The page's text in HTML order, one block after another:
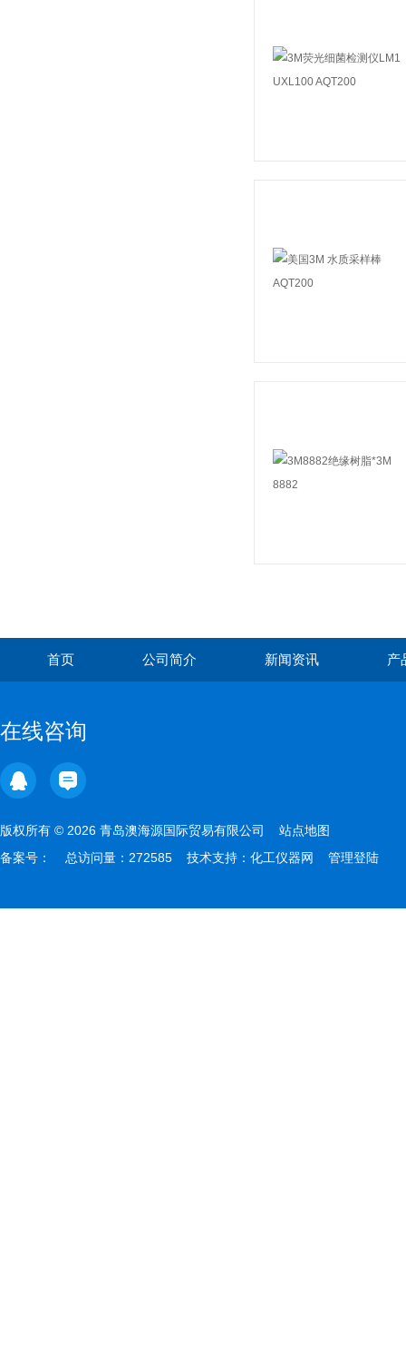
首页 公司简介 新闻资讯 产
在线咨询
版权所有 © 2026 青岛澳海源国际贸易有限公司 站点地图
备案号：
总访问量：272585 技术支持： 化工仪器网 管理登陆